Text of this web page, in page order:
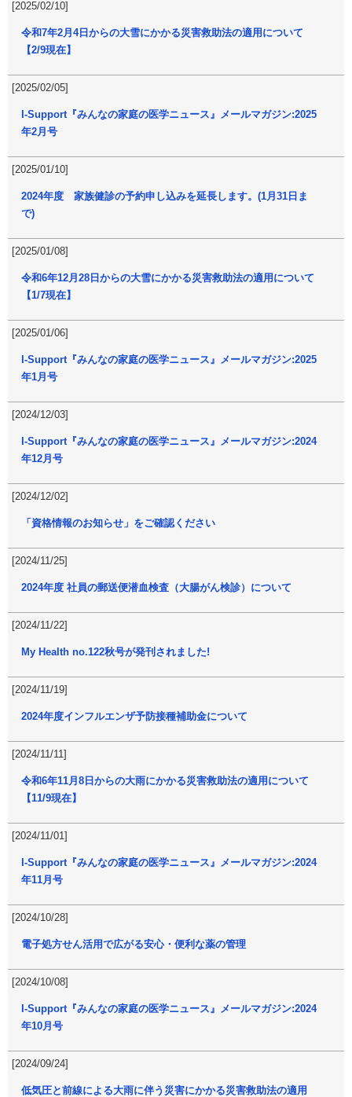
[2025/02/10]
令和7年2月4日からの大雪にかかる災害救助法の適用について
【2/9現在】
[2025/02/05]
I-Support『みんなの家庭の医学ニュース』メールマガジン:2025
年2月号
[2025/01/10]
2024年度 家族健診の予約申し込みを延長します。(1月31日ま
で)
[2025/01/08]
令和6年12月28日からの大雪にかかる災害救助法の適用について
【1/7現在】
[2025/01/06]
I-Support『みんなの家庭の医学ニュース』メールマガジン:2025
年1月号
[2024/12/03]
I-Support『みんなの家庭の医学ニュース』メールマガジン:2024
年12月号
[2024/12/02]
「資格情報のお知らせ」をご確認ください
[2024/11/25]
2024年度 社員の郵送便潜血検査（大腸がん検診）について
[2024/11/22]
My Health no.122秋号が発刊されました!
[2024/11/19]
2024年度インフルエンザ予防接種補助金について
[2024/11/11]
令和6年11月8日からの大雨にかかる災害救助法の適用について
【11/9現在】
[2024/11/01]
I-Support『みんなの家庭の医学ニュース』メールマガジン:2024
年11月号
[2024/10/28]
電子処方せん活用で広がる安心・便利な薬の管理
[2024/10/08]
I-Support『みんなの家庭の医学ニュース』メールマガジン:2024
年10月号
[2024/09/24]
低気圧と前線による大雨に伴う災害にかかる災害救助法の適用